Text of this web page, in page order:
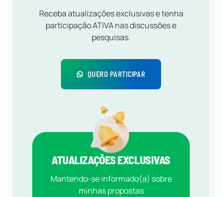
Receba atualizações exclusivas e tenha
participação ATIVA nas discussões e
pesquisas.
QUERO PARTICIPAR
ATUALIZAÇÕES EXCLUSIVAS
Mantendo-se informado(a) sobre
minhas propostas